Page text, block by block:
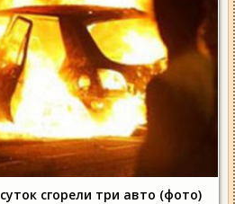
сгорели три авто (фото)